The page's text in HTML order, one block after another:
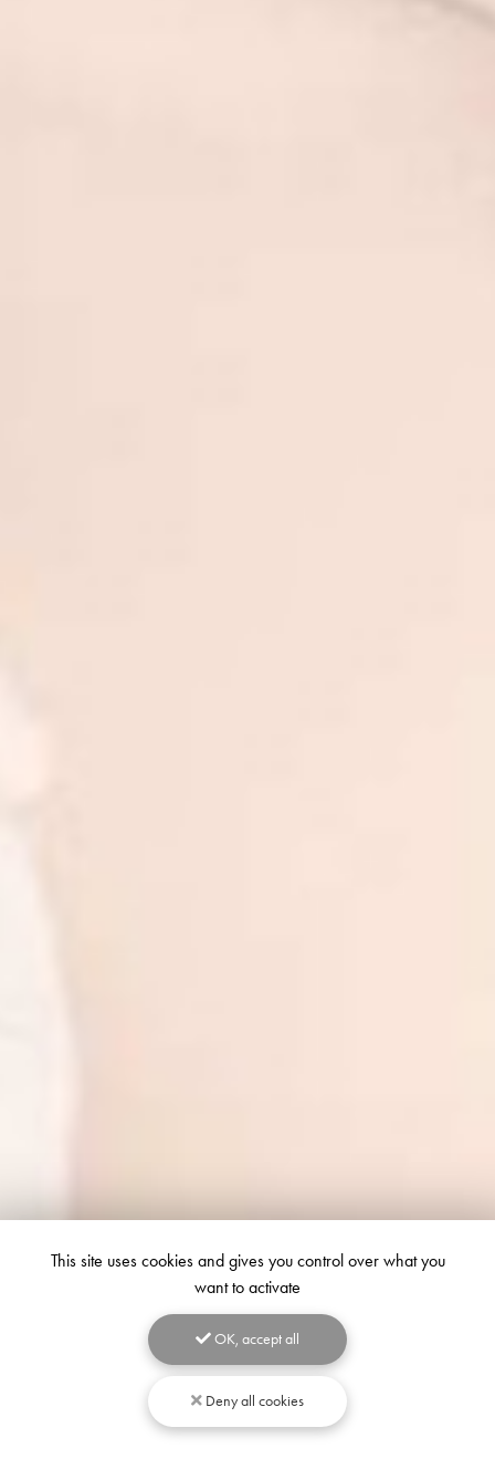
This site uses cookies and gives you control over what you
want to activate
OK, accept all
Deny all cookies